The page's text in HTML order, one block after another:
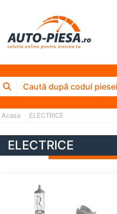
Acasa ELECTRICE
ELECTRICE